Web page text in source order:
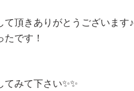
頂きありがとうございます♪
です！
みて下さい✨✨